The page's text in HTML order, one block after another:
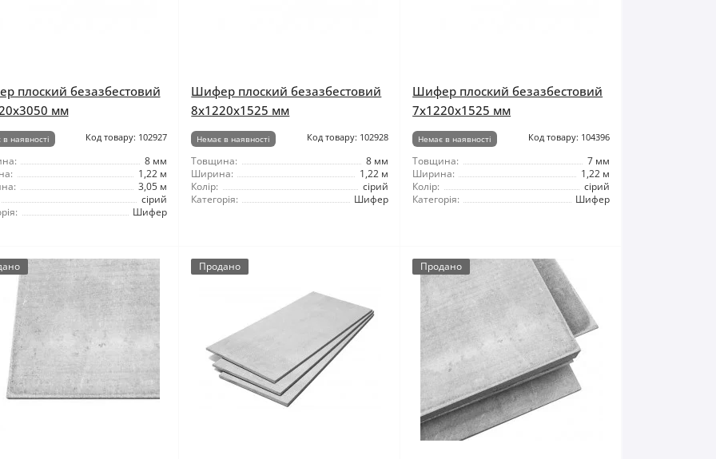
плоский безазбестовий
мм
наявності Код товару: 102927
8 мм
1,22 м
3,05 м
сірий
Шифер
Шифер плоский безазбестовий
8x1220x1525 мм
Немає в наявності Код товару: 102928
Товщина:
8 мм
Ширина:
1,22 м
Колір:
сірий
Категорія:
Шифер
Шифер плоский безазбестовий
7x1220x1525 мм
Немає в наявності Код товару: 104396
Товщина:
7 мм
Ширина:
1,22 м
Колір:
сірий
Категорія:
Шифер
Продано Продано